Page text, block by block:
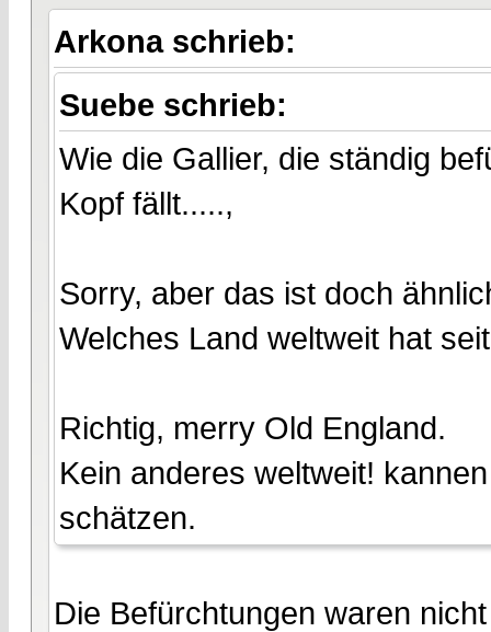
Arkona schrieb:
Suebe schrieb:
Wie die Gallier, die ständig
Kopf fällt.....,
Sorry, aber das ist doch
Welches Land weltweit hat
Richtig, merry Old England.
Kein anderes weltweit!
schätzen.
Die Befürchtungen waren